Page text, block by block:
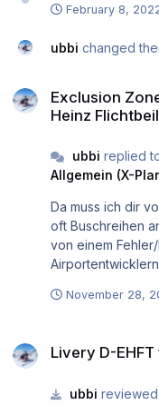
February 8,
ubbi changed
Exclusion
Heinz
ubbi replied
Allgemein (X-
Da muss ich dir voll zustimmen.
oft Buschreihen
von einem
November 28,
Livery D-
ubbi reviewed